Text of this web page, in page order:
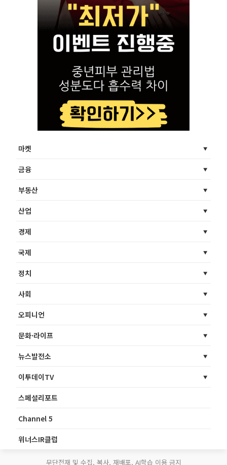
마켓
금융
부동산
산업
경제
국제
정치
사회
오피니언
문화·라이프
뉴스발전소
이투데이TV
스페셜리포트
Channel 5
위너스IR클럽
무단전재 및 수집, 복사, 재배포, AI학습 이용 금지